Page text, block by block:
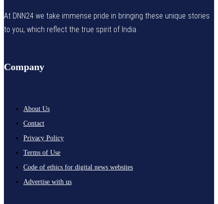
At DNN24 we take immense pride in bringing these unique stories
to you, which reflect the true spirit of India.
Company
About Us
Contact
Privacy Policy
Terms of Use
Code of ethics for digital news websites
Advertise with us